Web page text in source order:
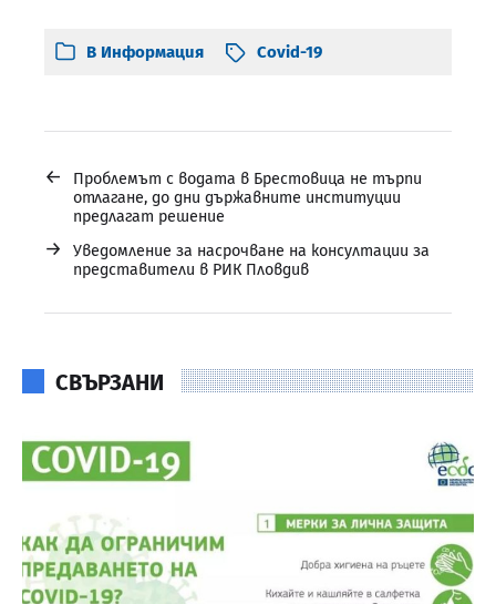
В Информация Covid-19
←
Проблемът с водата в Брестовица не търпи
отлагане, до дни държавните институции
предлагат решение
→
Уведомление за насрочване на консултации за
представители в РИК Пловдив
СВЪРЗАНИ